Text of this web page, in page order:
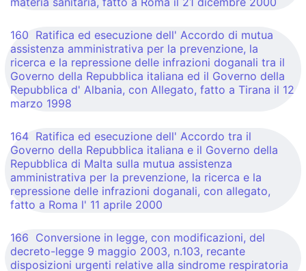
160 Ratifica ed esecuzione dell' Accordo di mutua
assistenza amministrativa per la prevenzione, la
ricerca e la repressione delle infrazioni doganali tra il
Governo della Repubblica italiana ed il Governo della
Repubblica d' Albania, con Allegato, fatto a Tirana il 12
marzo 1998
164 Ratifica ed esecuzione dell' Accordo tra il
Governo della Repubblica italiana e il Governo della
Repubblica di Malta sulla mutua assistenza
amministrativa per la prevenzione, la ricerca e la
repressione delle infrazioni doganali, con allegato,
fatto a Roma l' 11 aprile 2000
166 Conversione in legge, con modificazioni, del
decreto-legge 9 maggio 2003, n.103, recante
disposizioni urgenti relative alla sindrome respiratoria